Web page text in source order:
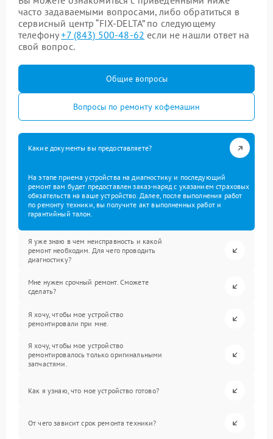
часто задаваемыми вопросами, либо обратиться в
сервисный центр “FIX-DELTA” по следующему
телефону+7 (843) 500-48-62 если не нашли ответ на
свой вопрос.
Общие вопросы
Вопросы по ремонту кофемашин
Какие документы вы предоставляете?
На этапе приема устройства на диагностику и последующий
ремонт вам будет предоставлен заказ-наряд с указанием страховых
обязательств на ваше устройство. Далее, после выполнения работ
по ремонту техники, вы получите акт выполненных работ и
гарантийный талон.
Я уже знаю в чем неисправность и какой
ремонт необходим. Для чего проводить
диагностику?
Мне нужен срочный ремонт. Сможете
сделать?
Я хочу, чтобы мое устройство
ремонтировали при мне.
Я хочу, чтобы мое устройство
ремонтировалось только оригинальными
запчастями.
Как я узнаю, что мое устройство готово?
От чего зависит срок ремонта техники?